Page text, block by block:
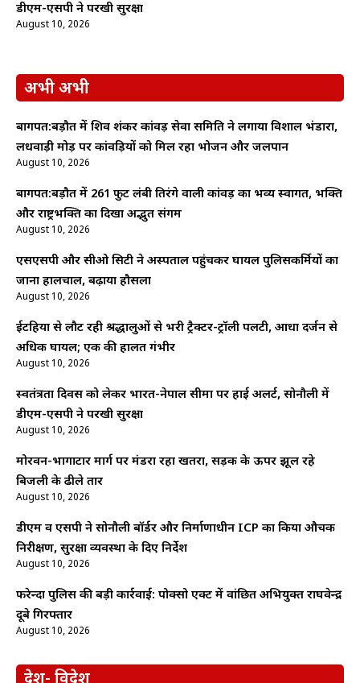
डीएम-एसपी ने परखी सुरक्षा
August 10, 2026
अभी अभी
बागपत:बड़ौत में शिव शंकर कांवड़ सेवा समिति ने लगाया विशाल भंडारा,
लधवाड़ी मोड़ पर कांवड़ियों को मिल रहा भोजन और जलपान
August 10, 2026
बागपत:बड़ौत में 261 फुट लंबी तिरंगे वाली कांवड़ का भव्य स्वागत, भक्ति
और राष्ट्रभक्ति का दिखा अद्भुत संगम
August 10, 2026
एसएसपी और सीओ सिटी ने अस्पताल पहुंचकर घायल पुलिसकर्मियों का
जाना हालचाल, बढ़ाया हौसला
August 10, 2026
ईटहिया से लौट रही श्रद्धालुओं से भरी ट्रैक्टर-ट्रॉली पलटी, आधा दर्जन से
अधिक घायल; एक की हालत गंभीर
August 10, 2026
स्वतंत्रता दिवस को लेकर भारत-नेपाल सीमा पर हाई अलर्ट, सोनौली में
डीएम-एसपी ने परखी सुरक्षा
August 10, 2026
मोरवन-भागाटार मार्ग पर मंडरा रहा खतरा, सड़क के ऊपर झूल रहे
बिजली के ढीले तार
August 10, 2026
डीएम व एसपी ने सोनौली बॉर्डर और निर्माणाधीन ICP का किया औचक
निरीक्षण, सुरक्षा व्यवस्था के दिए निर्देश
August 10, 2026
फरेन्दा पुलिस की बड़ी कार्रवाई: पोक्सो एक्ट में वांछित अभियुक्त राघवेन्द्र
दूबे गिरफ्तार
August 10, 2026